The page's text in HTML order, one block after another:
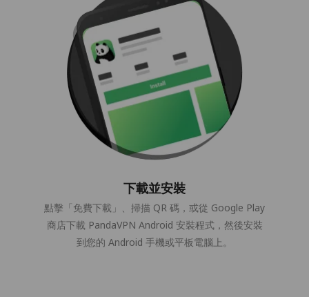
下載並安裝
點擊「免費下載」、掃描 QR 碼，或從 Google Play
商店下載 PandaVPN Android 安裝程式，然後安裝
到您的 Android 手機或平板電腦上。